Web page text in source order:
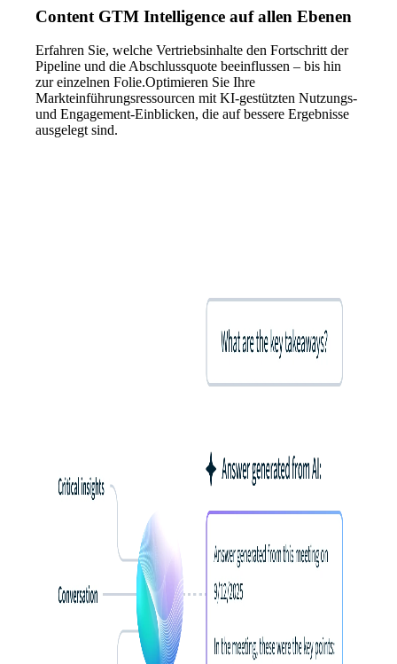
Content GTM Intelligence auf allen Ebenen
Erfahren Sie, welche Vertriebsinhalte den Fortschritt der
Pipeline und die Abschlussquote beeinflussen – bis hin
zur einzelnen Folie.Optimieren Sie Ihre
Markteinführungsressourcen mit KI-gestützten Nutzungs-
und Engagement-Einblicken, die auf bessere Ergebnisse
ausgelegt sind.